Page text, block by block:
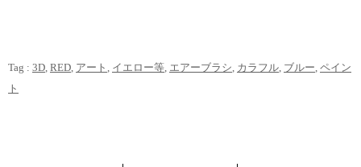
Tag : 3D, RED, アート , イエロー等, エアーブラシ, カラフル, ブルー, ペイン
ト